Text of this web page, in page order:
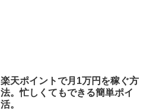
楽天ポイントで月1万円を稼ぐ方
法。忙しくてもできる簡単ポイ
活。